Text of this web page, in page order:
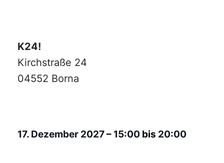
K24!
Kirchstraße 24
04552 Borna
17. Dezember 2027– 15:00 bis 20:00